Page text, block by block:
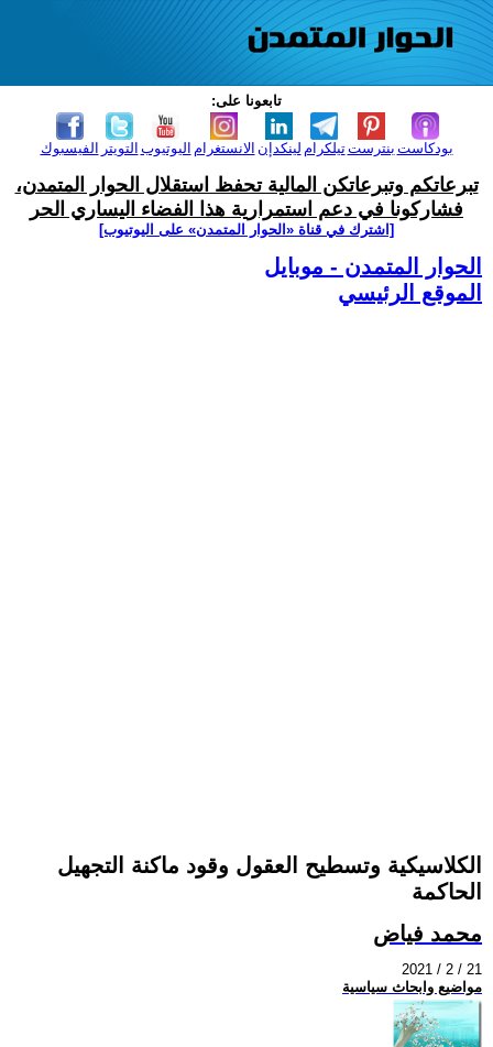
تابعونا على:
الفيسبوك التويتر اليوتيوب الانستغرام لينكدإن تيلكرامبنترست بودكاست
تبرعاتكم وتبرعاتكن المالية تحفظ استقلال الحوار المتمدن،
فشاركونا في دعم استمرارية هذا الفضاء اليساري الحر
[اشترك في قناة ‫«الحوار المتمدن» على اليوتيوب]
الحوار المتمدن - موبايل
الموقع الرئيسي
الكلاسيكية وتسطيح العقول وقود ماكنة التجهيل
الحاكمة
محمد فياض
2021 / 2 / 21
مواضيع وابحاث سياسية